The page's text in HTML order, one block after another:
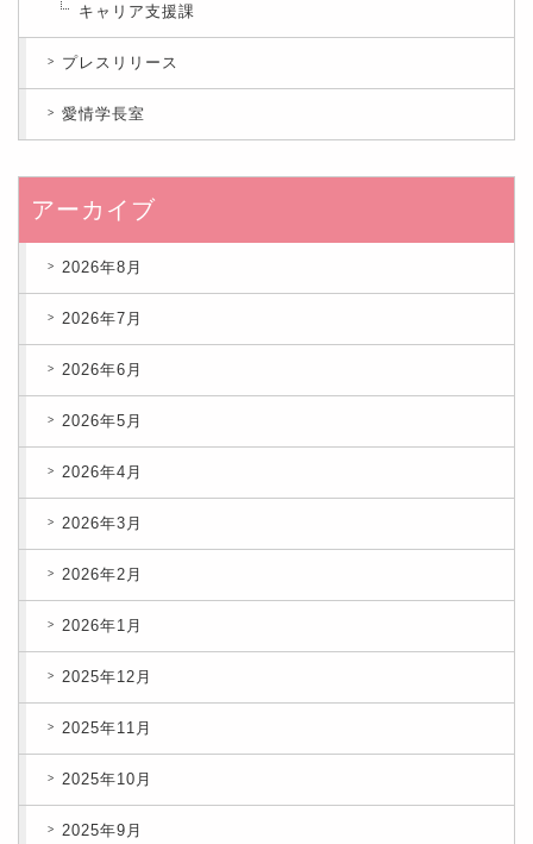
キャリア支援課
プレスリリース
愛情学長室
アーカイブ
2026年8月
2026年7月
2026年6月
2026年5月
2026年4月
2026年3月
2026年2月
2026年1月
2025年12月
2025年11月
2025年10月
2025年9月